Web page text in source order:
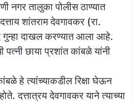
नगर तालुका पोलीस ठाण्यात
शांतराम देवगावकर (रा.
गुन्हा दाखल करण्यात आला आहे.
छाया प्रशांत कांबळे यांनी
हे त्यांच्याकडील रिक्षा घेऊन
दत्तात्रय देवगावकर याने त्याच्या